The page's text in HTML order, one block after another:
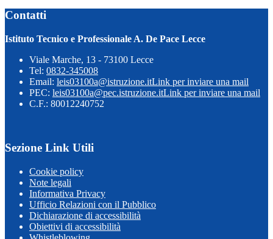
Contatti
Istituto Tecnico e Professionale A. De Pace Lecce
Viale Marche, 13 - 73100 Lecce
Tel: 0832-345008
Email: leis03100a@istruzione.itLink per inviare una mail
PEC: leis03100a@pec.istruzione.itLink per inviare una mail
C.F.: 80012240752
Sezione Link Utili
Cookie policy
Note legali
Informativa Privacy
Ufficio Relazioni con il Pubblico
Dichiarazione di accessibilità
Obiettivi di accessibilità